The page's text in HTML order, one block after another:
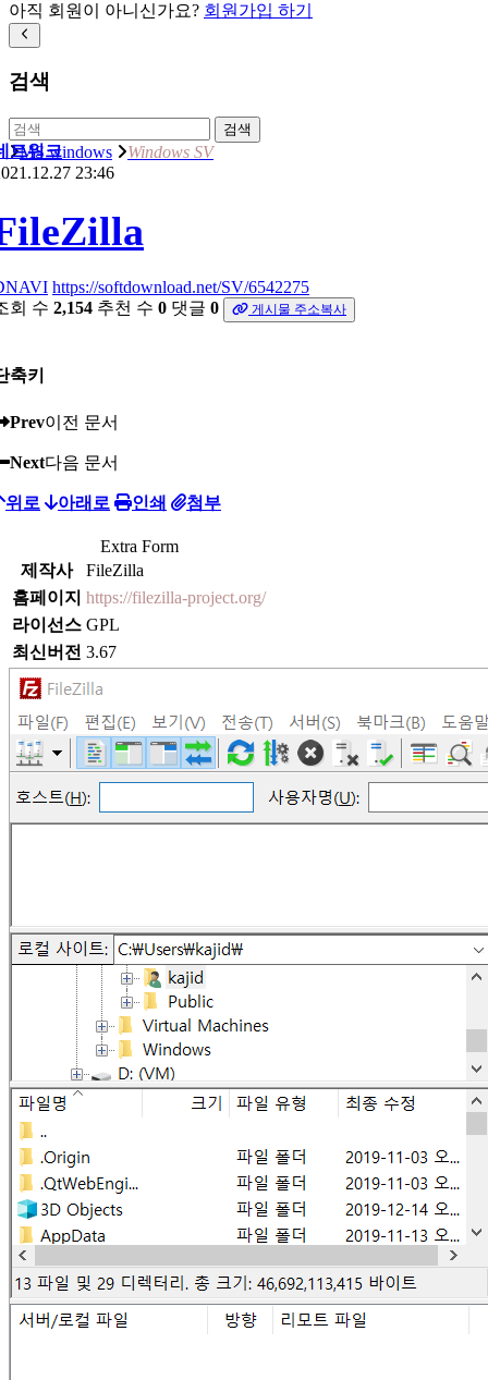
아직 회원이 아니신가요? 회원가입 하기
검색
검색
MS windows Windows SV
트워크
23:46
https://softdownload.net/SV/6542275
회 수 2,154 추천 수 0 댓글 0 게시물 주소복사
축키
Prev이전 문서
Next다음 문서
위로 아래로 인쇄 첨부
Extra Form
제작사
FileZilla
홈페이지 https://filezilla-project.org/
라이선스 GPL
최신버전 3.67